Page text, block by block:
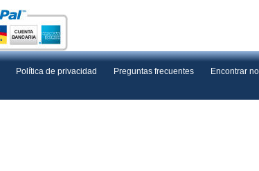
Política de privacidad Preguntas frecuentes Encontrar